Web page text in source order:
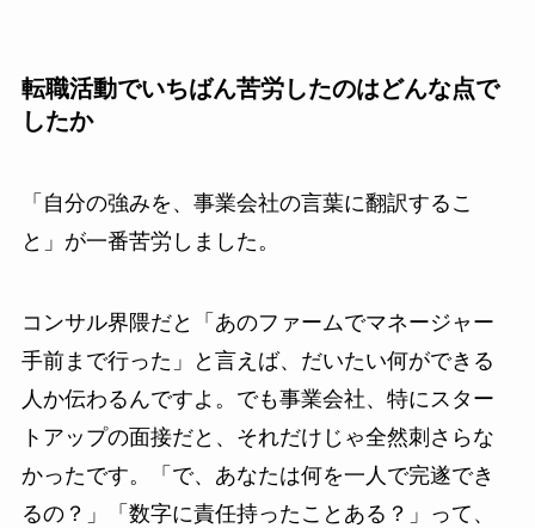
転職活動でいちばん苦労したのはどんな点で
したか
「自分の強みを、事業会社の言葉に翻訳するこ
と」が一番苦労しました。
コンサル界隈だと「あのファームでマネージャー
手前まで行った」と言えば、だいたい何ができる
人か伝わるんですよ。でも事業会社、特にスター
トアップの面接だと、それだけじゃ全然刺さらな
かったです。「で、あなたは何を一人で完遂でき
るの？」「数字に責任持ったことある？」って、